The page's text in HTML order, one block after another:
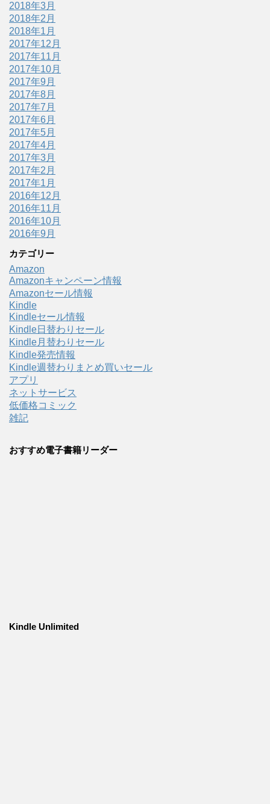
2018年3月
2018年2月
2018年1月
2017年12月
2017年11月
2017年10月
2017年9月
2017年8月
2017年7月
2017年6月
2017年5月
2017年4月
2017年3月
2017年2月
2017年1月
2016年12月
2016年11月
2016年10月
2016年9月
カテゴリー
Amazon
Amazonキャンペーン情報
Amazonセール情報
Kindle
Kindleセール情報
Kindle日替わりセール
Kindle月替わりセール
Kindle発売情報
Kindle週替わりまとめ買いセール
アプリ
ネットサービス
低価格コミック
雑記
おすすめ電子書籍リーダー
Kindle Unlimited